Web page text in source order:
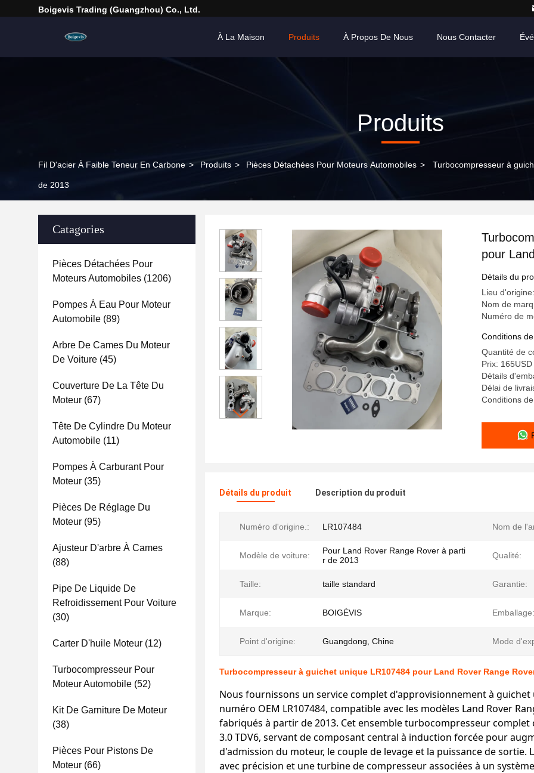
Boigevis Trading (guangzhou) Co., Ltd.
À La Maison Produits À Propos De Nous Nous Contacter
Produits
Fil D'acier À Faible Teneur En Carbone > Produits > Pièces Détachées Pour Moteurs Automobiles > Turbocompresseur à
de 2013
Catagories
Pièces Détachées Pour
Moteurs Automobiles (1206)
Pompes À Eau Pour Moteur
Automobile (89)
Arbre De Cames Du Moteur
De Voiture (45)
Couverture De La Tête Du
Moteur (67)
Tête De Cylindre Du Moteur
Automobile (11)
Pompes À Carburant Pour
Moteur (35)
Pièces De Réglage Du
Moteur (95)
Ajusteur D'arbre À Cames
(88)
Pipe De Liquide De
Refroidissement Pour Voiture
(30)
Carter D'huile Moteur (12)
Turbocompresseur Pour
Moteur Automobile (52)
Kit De Garniture De Moteur
(38)
Pièces Pour Pistons De
Moteur (66)
pour
Détails du
Lieu
Nom de
Numéro de
Conditions
Quantité de
Prix: 165USD
Détails
Délai de
Conditions
Détails du produit Description du produit
Numéro d'origine.: LR107484 Nom de
Modèle de voiture:
Pour Land Rover Range Rover à parti
r de 2013
Qualité:
Taille: taille standard Garantie:
Marque: BOIGÉVIS Emballage:
Point d'origine: Guangdong, Chine Mode
Turbocompresseur à guichet unique LR107484 pour Land Rover Range
Nous fournissons un service complet d'approvisionnement à
numéro OEM LR107484, compatible avec les modèles Land Rover
fabriqués à partir de 2013. Cet ensemble turbocompresseur
3.0 TDV6, servant de composant central à induction forcée pour
d'admission du moteur, le couple de levage et la puissance de
avec précision et une turbine de compresseur associées à un